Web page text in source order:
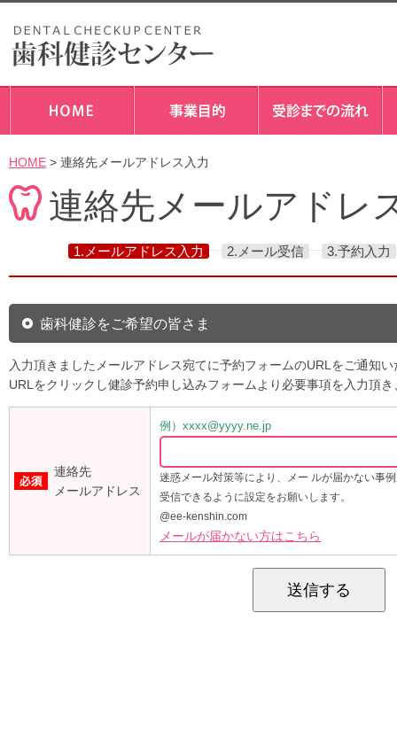
HOME > 連絡先メールアドレス入力
連絡先メールアドレ
1.メールアドレス入力 2.メール受信 3.予約入力
歯科健診をご希望の皆さま
入力頂きましたメールアドレス宛てに予約フォームのURLをご通知
URLをクリックし健診予約申し込みフォームより必要事項を入力頂
連絡先
メールアドレス
例）xxxx@yyyy.ne.jp
迷惑メール対策等により、メー ルが届かない事
受信できるように設定をお願いします。
@ee-kenshin.com
メールが届かない方はこちら